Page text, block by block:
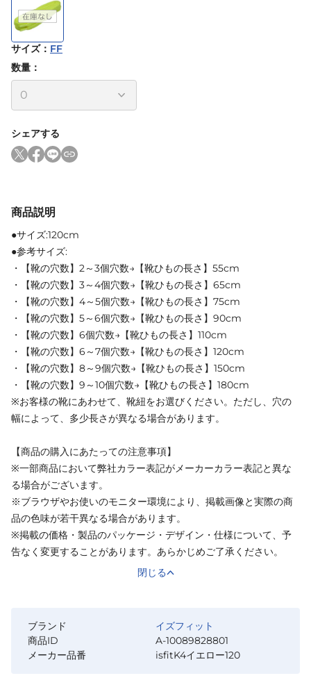
サイズ： FF
数量：
シェアする
商品説明
●サイズ:120cm
●参考サイズ:
・【靴の穴数】2～3個穴数→【靴ひもの長さ】55cm
・【靴の穴数】3～4個穴数→【靴ひもの長さ】65cm
・【靴の穴数】4～5個穴数→【靴ひもの長さ】75cm
・【靴の穴数】5～6個穴数→【靴ひもの長さ】90cm
・【靴の穴数】6個穴数→【靴ひもの長さ】110cm
・【靴の穴数】6～7個穴数→【靴ひもの長さ】120cm
・【靴の穴数】8～9個穴数→【靴ひもの長さ】150cm
・【靴の穴数】9～10個穴数→【靴ひもの長さ】180cm
※お客様の靴にあわせて、靴紐をお選びください。ただし、穴の
幅によって、多少長さが異なる場合があります。
【商品の購入にあたっての注意事項】
※一部商品において弊社カラー表記がメーカーカラー表記と異な
る場合がございます。
※ブラウザやお使いのモニター環境により、掲載画像と実際の商
品の色味が若干異なる場合があります。
※掲載の価格・製品のパッケージ・デザイン・仕様について、予
告なく変更することがあります。あらかじめご了承ください。
閉じる
ブランド
イズフィット
商品ID
A-10089828801
メーカー品番
isfitK4イエロー120